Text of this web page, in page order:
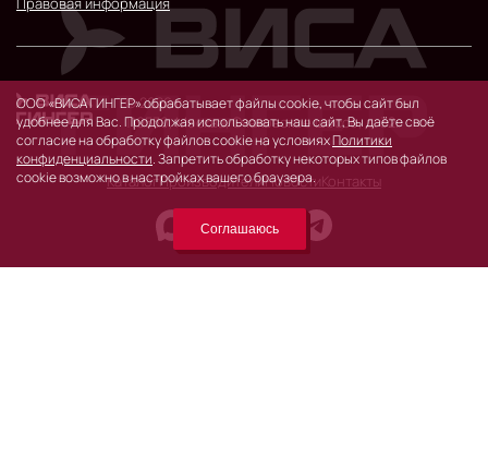
© 2026 г.
119530, Москва, Очаковское шоссе, д. 32.
КаталогПроизводителиНовостиКонтакты
ООО «ВИСА ГИНГЕР» обрабатывает файлы cookie, чтобы сайт был
удобнее для Вас. Продолжая использовать наш сайт, Вы даёте своё
согласие на обработку файлов cookie на условияхПолитики
конфиденциальности. Запретить обработку некоторых типов файлов
cookie возможно в настройках вашего браузера.
Соглашаюсь